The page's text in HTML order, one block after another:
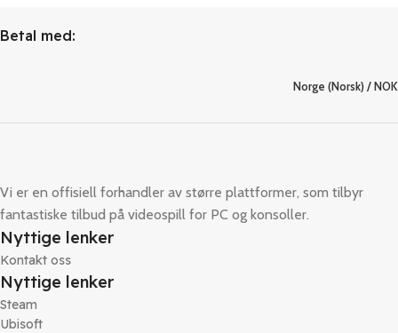
Betal med:
Norge (Norsk) / NOK
Vi er en offisiell forhandler av større plattformer, som tilbyr
fantastiske tilbud på videospill for PC og konsoller.
Nyttige lenker
Kontakt oss
Nyttige lenker
Steam
Ubisoft